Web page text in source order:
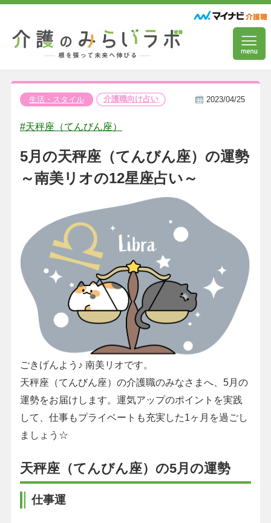
生活・スタイル 介護職向け占い 2023/04/25
#天秤座（てんびん座）
5月の天秤座（てんびん座）の運勢
～南美リオの12星座占い～
ごきげんよう♪ 南美リオです。
天秤座（てんびん座）の介護職のみなさまへ、5月の
運勢をお届けします。運気アップのポイントを実践
して、仕事もプライベートも充実した1ヶ月を過ごし
ましょう☆
天秤座（てんびん座）の5月の運勢
仕事運